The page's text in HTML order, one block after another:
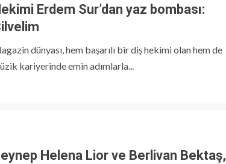
Erdem Sur’dan yaz bombası:
dünyası, hem başarılı bir diş hekimi olan hem de
kariyerinde emin adımlarla...
Helena Lior ve Berlivan Bektaş,